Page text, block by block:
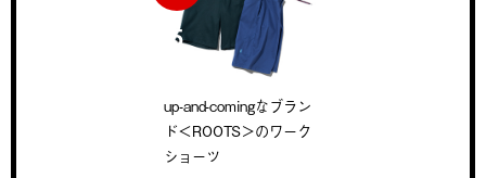
5
up-and-comingなブラン
ド＜ROOTS＞のワーク
ショーツ